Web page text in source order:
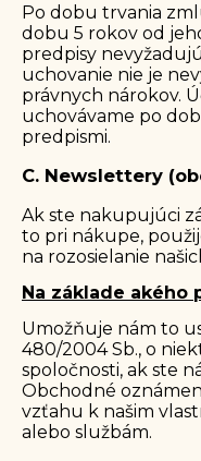
Po dobu trvania
dobu 5 rokov od
predpisy
uchovanie nie je
právnych nárokov.
uchovávame po
predpismi.
C. Newslettery
Ak ste nakupujúci
to pri nákupe,
na rozosielanie
Na základe akého
Umožňuje nám to
480/2004 Sb., o
spoločnosti, ak ste
Obchodné
vzťahu k našim
alebo službám.